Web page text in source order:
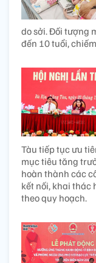
do sởi. Đối tượng
đến 10 tuổi,
Tàu tiếp tục ưu
mục tiêu tăng
hoàn thành các
kết nối, khai thác
theo quy hoạch.